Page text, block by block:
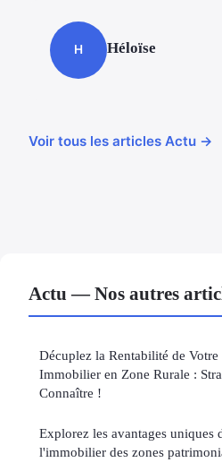
H Héloïse
Voir tous les articles Actu →
Actu — Nos autres
Décuplez la Rentabilité de Votre
Immobilier en Zone Rurale :
Connaître !
Explorez les avantages uniques
l'immobilier des zones